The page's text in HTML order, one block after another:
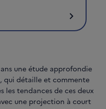
chevron_right
une étude approfondie
qui détaille et commente
les tendances de ces deux
une projection à court